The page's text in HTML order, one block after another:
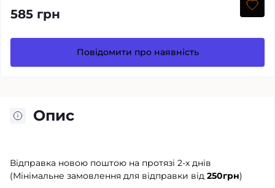
585 грн
Повідомити про наявність
Опис
Відправка новою поштою на протязі 2-х днів
(Мінімальне замовлення для відправки від 250грн)